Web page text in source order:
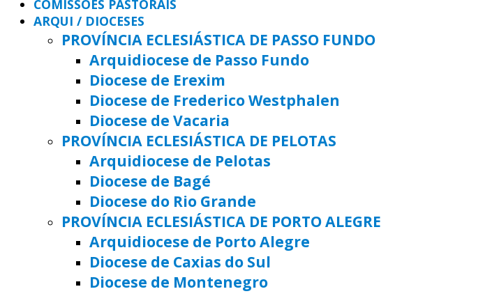
COMISSÕES PASTORAIS
ARQUI / DIOCESES
PROVÍNCIA ECLESIÁSTICA DE PASSO FUNDO
Arquidiocese de Passo Fundo
Diocese de Erexim
Diocese de Frederico Westphalen
Diocese de Vacaria
PROVÍNCIA ECLESIÁSTICA DE PELOTAS
Arquidiocese de Pelotas
Diocese de Bagé
Diocese do Rio Grande
PROVÍNCIA ECLESIÁSTICA DE PORTO ALEGRE
Arquidiocese de Porto Alegre
Diocese de Caxias do Sul
Diocese de Montenegro